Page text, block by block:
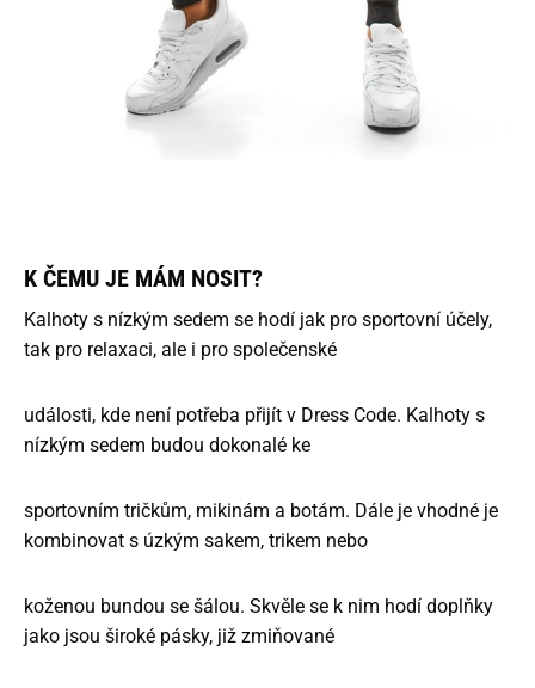
K ČEMU JE MÁM NOSIT?
Kalhoty s nízkým sedem se hodí jak pro sportovní účely,
tak pro relaxaci, ale i pro společenské
události, kde není potřeba přijít v Dress Code. Kalhoty s
nízkým sedem budou dokonalé ke
sportovním tričkům, mikinám a botám. Dále je vhodné je
kombinovat s úzkým sakem, trikem nebo
koženou bundou se šálou. Skvěle se k nim hodí doplňky
jako jsou široké pásky, již zmiňované